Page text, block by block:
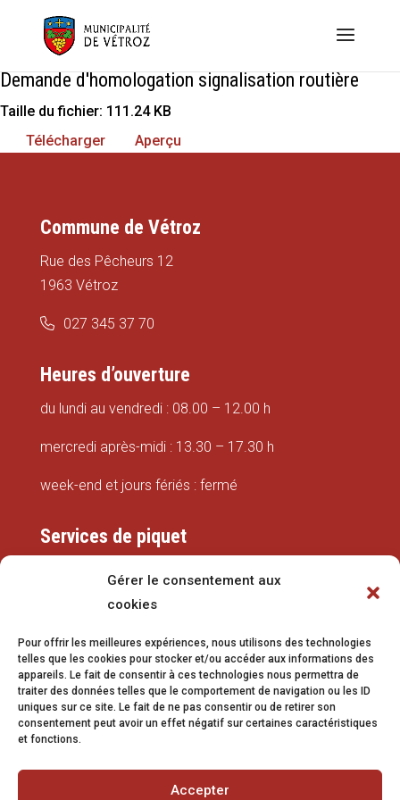
Gérer le consentement aux
cookies
Pour offrir les meilleures expériences, nous utilisons des technologies
telles que les cookies pour stocker et/ou accéder aux informations des
appareils. Le fait de consentir à ces technologies nous permettra de
traiter des données telles que le comportement de navigation ou les ID
uniques sur ce site. Le fait de ne pas consentir ou de retirer son
consentement peut avoir un effet négatif sur certaines caractéristiques
et fonctions.
Accepter
Demande d'homologation signalisation routière
Taille du fichier: 111.24 KB
Télécharger
Aperçu
Commune de Vétroz
Rue des Pêcheurs 12
1963 Vétroz
027 345 37 70
Heures d’ouverture
du lundi au vendredi : 08.00 – 12.00 h
mercredi après-midi : 13.30 – 17.30 h
week-end et jours fériés : fermé
Services de piquet
079 337 66 42
eaux@vetroz.ch
Travaux publics
079 213 92 08